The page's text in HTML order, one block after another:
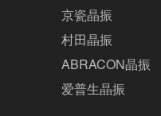
京瓷晶振
村田晶振
ABRACON晶振
爱普生晶振